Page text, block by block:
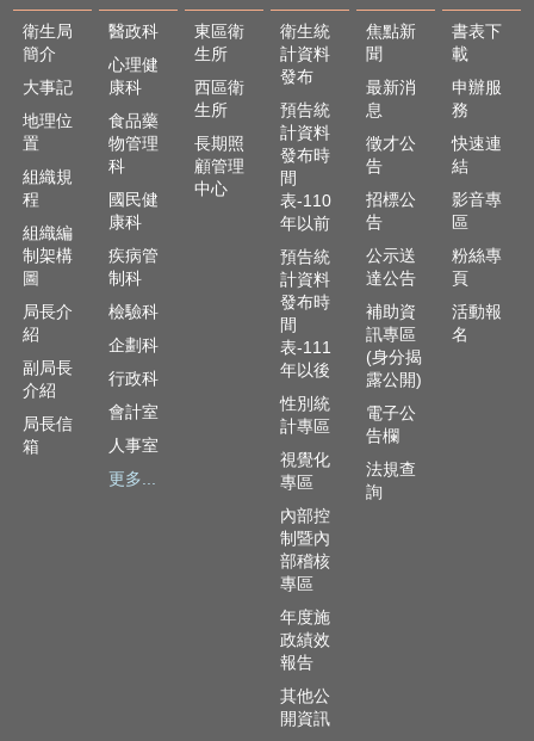
衛生局
簡介
大事記
地理位
置
組織規
程
組織編
制架構
圖
局長介
紹
副局長
介紹
局長信
箱
醫政科
心理健
康科
食品藥
物管理
科
國民健
康科
疾病管
制科
檢驗科
企劃科
行政科
會計室
人事室
更多...
東區衛
生所
西區衛
生所
長期照
顧管理
中心
衛生統
計資料
發布
預告統
計資料
發布時
間
表-110
年以前
預告統
計資料
發布時
間
表-111
年以後
性別統
計專區
視覺化
專區
內部控
制暨內
部稽核
專區
年度施
政績效
報告
其他公
開資訊
焦點新
聞
最新消
息
徵才公
告
招標公
告
公示送
達公告
補助資
訊專區
(身分揭
露公開)
電子公
告欄
法規查
詢
書表下
載
申辦服
務
快速連
結
影音專
區
粉絲專
頁
活動報
名